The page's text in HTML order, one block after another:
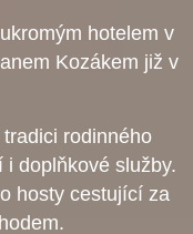
hotelem v
Kozákem již v
rodinného
doplňkové služby.
hosty cestující za